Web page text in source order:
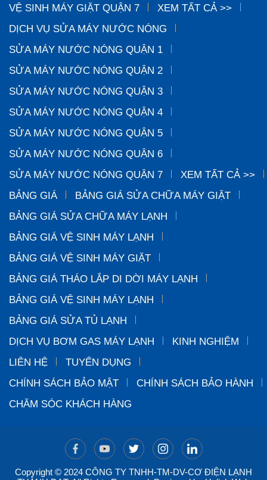
VỆ SINH MÁY GIẶT QUẬN 7
XEM TẤT CẢ >>
DỊCH VỤ SỬA MÁY NƯỚC NÓNG
SỬA MÁY NƯỚC NÓNG QUẬN 1
SỬA MÁY NƯỚC NÓNG QUẬN 2
SỬA MÁY NƯỚC NÓNG QUẬN 3
SỬA MÁY NƯỚC NÓNG QUẬN 4
SỬA MÁY NƯỚC NÓNG QUẬN 5
SỬA MÁY NƯỚC NÓNG QUẬN 6
SỬA MÁY NƯỚC NÓNG QUẬN 7
XEM TẤT CẢ >>
BẢNG GIÁ
BẢNG GIÁ SỬA CHỮA MÁY GIẶT
BẢNG GIÁ SỬA CHỮA MÁY LẠNH
BẢNG GIÁ VỆ SINH MÁY LẠNH
BẢNG GIÁ VỆ SINH MÁY GIẶT
BẢNG GIÁ THÁO LẮP DI DỜI MÁY LẠNH
BẢNG GIÁ VỆ SINH MÁY LẠNH
BẢNG GIÁ SỬA TỦ LẠNH
DỊCH VỤ BƠM GAS MÁY LẠNH
KINH NGHIỆM
LIÊN HỆ
TUYỂN DỤNG
CHÍNH SÁCH BẢO MẬT
CHÍNH SÁCH BẢO HÀNH
CHĂM SÓC KHÁCH HÀNG
Copyright © 2024 CÔNG TY TNHH-TM-DV-CƠ ĐIỆN LẠNH